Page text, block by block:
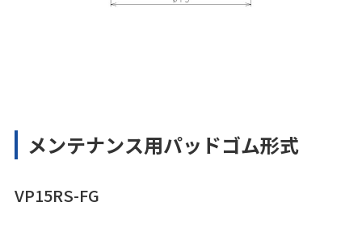
メンテナンス用パッドゴム形式
VP15RS-FG